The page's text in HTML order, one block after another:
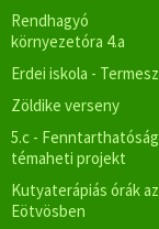
Rendhagyó
környezetóra 4.a
Erdei iskola - Termesz
Zöldike verseny
5.c - Fenntarthatóság
témaheti projekt
Kutyaterápiás órák az
Eötvösben